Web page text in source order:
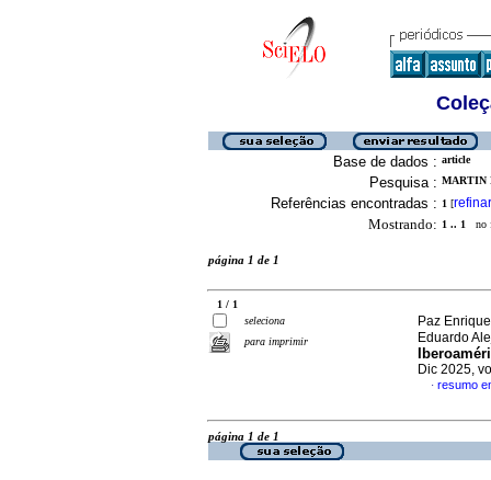
Base de dados : article
Pesquisa : MARTIN
Referências encontradas : 1 [refinar
Mostrando: 1 .. 1 no
página 1 de 1
1 / 1
seleciona
para imprimir
Paz
Eduardo
Dic 2025,
· resumo
página 1 de 1